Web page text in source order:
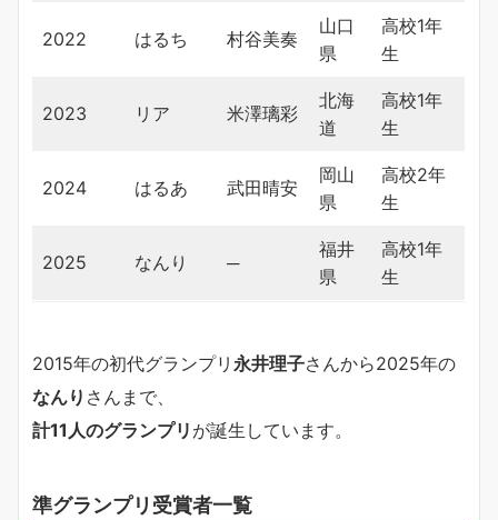
2022 はるち 村谷美奏
山口
県
高校1年
生
2023 リア 米澤璃彩
北海
道
高校1年
生
2024 はるあ 武田晴安
岡山
県
高校2年
生
2025 なんり ─
福井
県
高校1年
生
2015年の初代グランプリ 永井理子さんから2025年の
なんり さんまで、
計11人のグランプリ が誕生しています。
準グランプリ受賞者一覧